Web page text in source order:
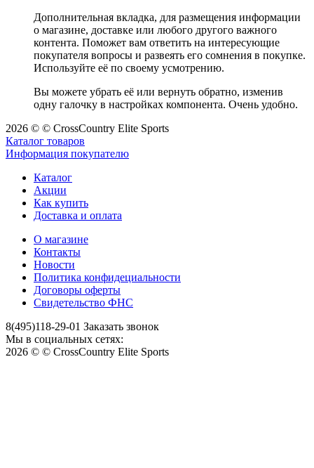
Дополнительная вкладка, для размещения информации
о магазине, доставке или любого другого важного
контента. Поможет вам ответить на интересующие
покупателя вопросы и развеять его сомнения в покупке.
Используйте её по своему усмотрению.
Вы можете убрать её или вернуть обратно, изменив
одну галочку в настройках компонента. Очень удобно.
2026 © © CrossCountry Elite Sports
Каталог товаров
Информация покупателю
Каталог
Акции
Как купить
Доставка и оплата
О магазине
Контакты
Новости
Политика конфидециальности
Договоры оферты
Свидетельство ФНС
8(495)118-29-01 Заказать звонок
Мы в социальных сетях:
2026 © © CrossCountry Elite Sports